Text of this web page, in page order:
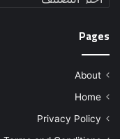
Pages
About
Home
Privacy Policy